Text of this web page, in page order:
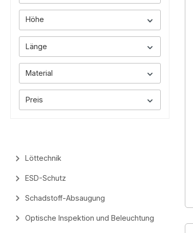
Höhe
Länge
Material
Preis
Löttechnik
ESD-Schutz
Schadstoff-Absaugung
Optische Inspektion und Beleuchtung